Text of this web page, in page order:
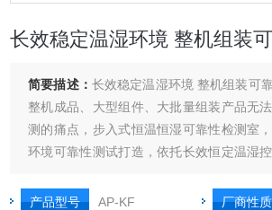
长效稳定温湿环境 整机组装
简要描述： 长效稳定温湿环境 整机组装可
整机成品、大型组件、大批量组装产品无
测的痛点，步入式恒温恒湿可靠性检测室
环境可靠性测试打造，依托长效恒定温湿
品品控检测短板，适配品质部常态化整机
产品型号 AP-KF 厂商性质